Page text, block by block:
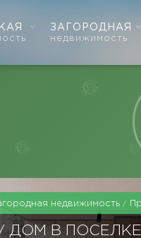
ЗАГОРОДНАЯ
недвижимость
недвижимость
ДОМ В ПОСЕЛКЕ